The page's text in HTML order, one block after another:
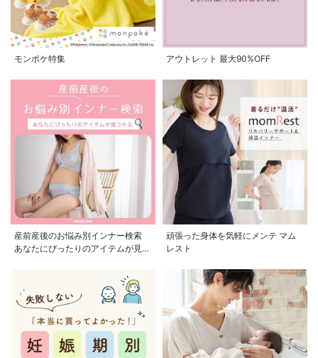
モンポケ特集 アウトレット 最大90%OFF
産前産後のお悩み別インナー検索
あなたにぴったりのアイテムが見つ
頑張った身体を気軽にメンテ マム
レスト